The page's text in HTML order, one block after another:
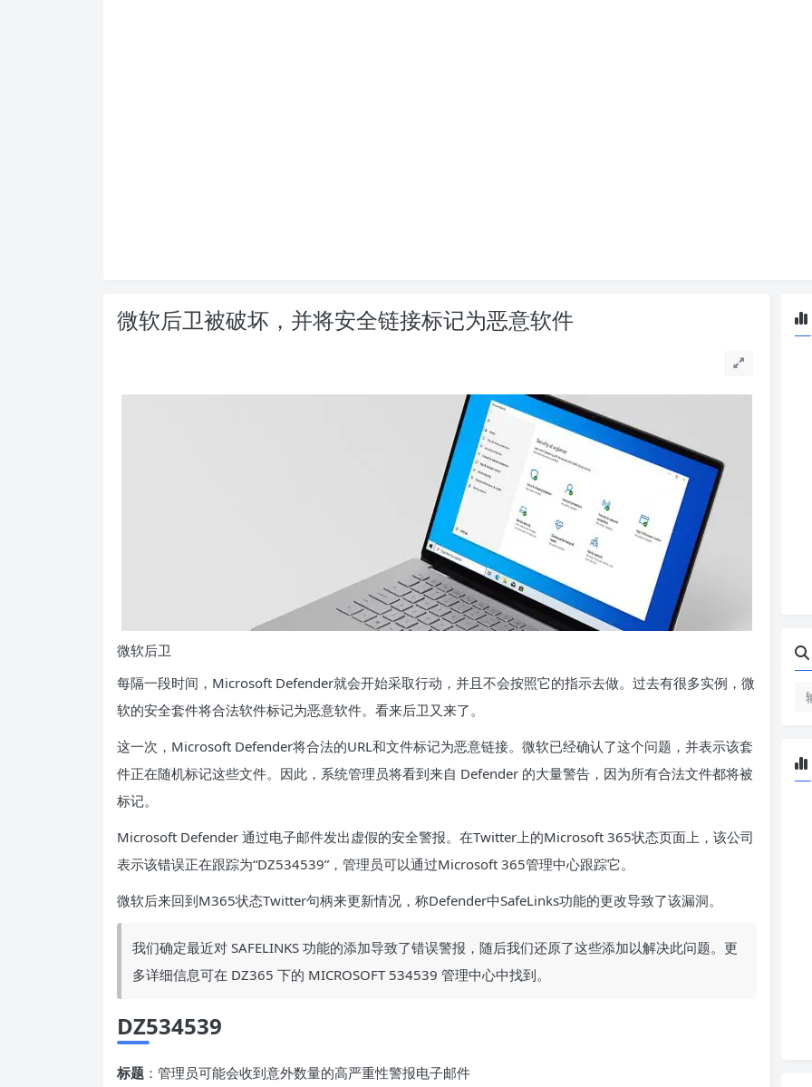
微软后卫被破坏，并将安全链接标记为恶意软件
微软后卫
每隔一段时间，Microsoft Defender就会开始采取行动，并且不会按照它的指示去做。过去有很多实例，微
软的安全套件将合法软件标记为恶意软件。看来后卫又来了。
这一次，Microsoft Defender将合法的URL和文件标记为恶意链接。微软已经确认了这个问题，并表示该套
件正在随机标记这些文件。因此，系统管理员将看到来自 Defender 的大量警告，因为所有合法文件都将被
标记。
Microsoft Defender 通过电子邮件发出虚假的安全警报。在Twitter上的Microsoft 365状态页面上，该公司
表示该错误正在跟踪为“DZ534539”，管理员可以通过Microsoft 365管理中心跟踪它。
微软后来回到M365状态Twitter句柄来更新情况，称Defender中SafeLinks功能的更改导致了该漏洞。
我们确定最近对 SAFELINKS 功能的添加导致了错误警报，随后我们还原了这些添加以解决此问题。更
多详细信息可在 DZ365 下的 MICROSOFT 534539 管理中心中找到。
DZ534539
标题 ：管理员可能会收到意外数量的高严重性警报电子邮件